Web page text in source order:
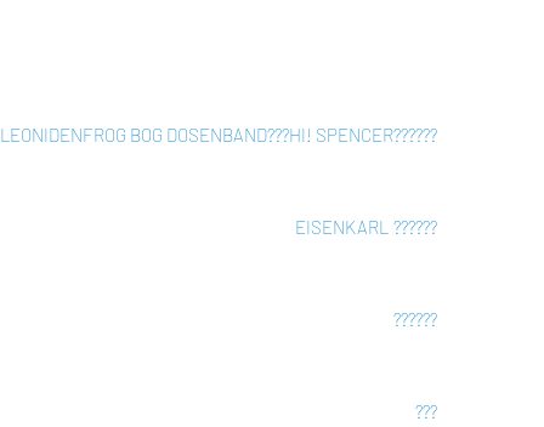
LEONIDENFROG BOG DOSENBAND???HI! SPENCER
EISENKARL
???
???
???
???
???
???
???